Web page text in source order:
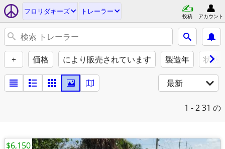
フロリダキーズ トレーラー
投稿 アカウント
+ 価格 により販売されています 製造年 状態
最新
1 - 231 の
$6,150